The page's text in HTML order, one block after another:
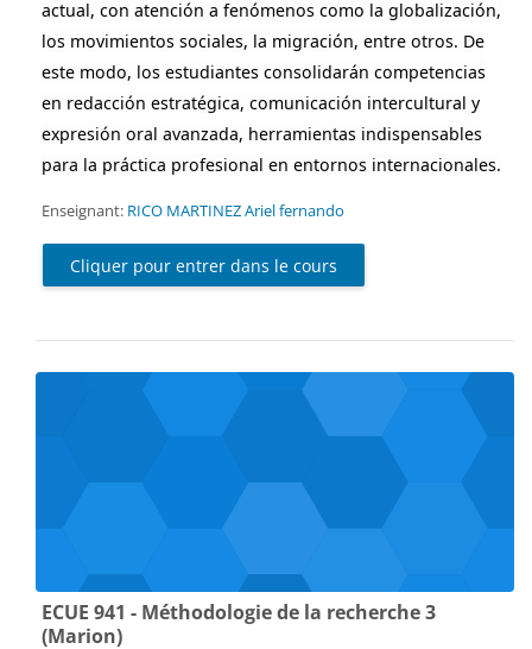
actual, con atención a fenómenos como la globalización,
los movimientos sociales, la migración, entre otros. De
este modo, los estudiantes consolidarán competencias
en redacción estratégica, comunicación intercultural y
expresión oral avanzada, herramientas indispensables
para la práctica profesional en entornos internacionales.
Enseignant: RICO MARTINEZ Ariel fernando
Cliquer pour entrer dans le cours
ECUE 941 - Méthodologie de la recherche 3
(Marion)